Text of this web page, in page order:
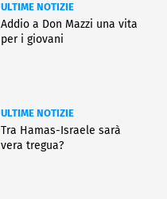
ULTIME NOTIZIE
Addio a Don Mazzi una vita
per i giovani
ULTIME NOTIZIE
Tra Hamas-Israele sarà
vera tregua?